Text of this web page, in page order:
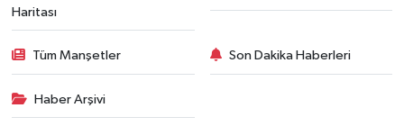
Haritası
Tüm Manşetler Son Dakika Haberleri
Haber Arşivi